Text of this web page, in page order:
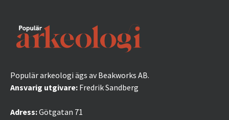
Populär arkeologi ägs av Beakworks AB.
Ansvarig utgivare: Fredrik Sandberg
Adress:Götgatan 71